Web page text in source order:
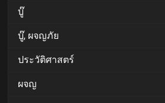
บู๊
บู๊, ผจญภัย
ประวัติศาสตร์
ผจญ